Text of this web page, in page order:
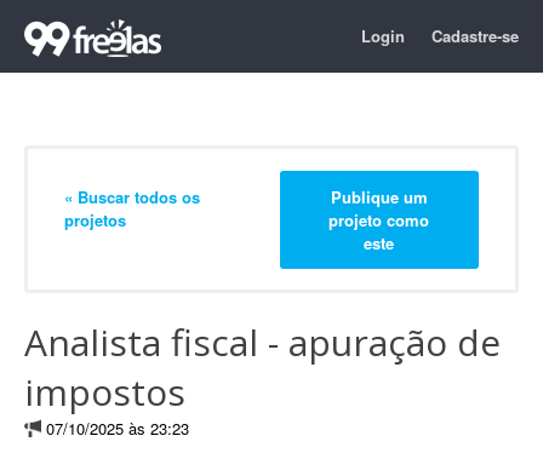
Login Cadastre-se
« Buscar todos os
projetos
Publique um
projeto como
este
Analista fiscal - apuração de
impostos
07/10/2025 às 23:23